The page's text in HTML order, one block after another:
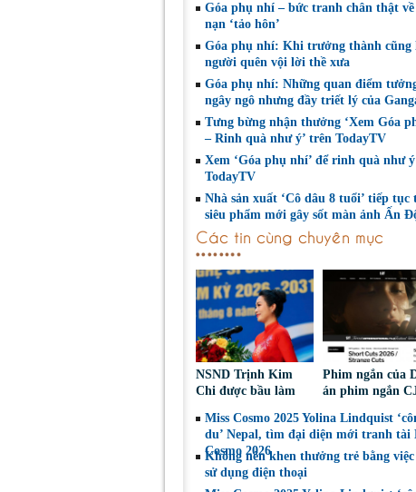
Góa phụ nhí – bức tranh chân thật
nạn ‘tảo hôn’
Góa phụ nhí: Khi trưởng thành cũng
người quên vội lời thề xưa
Góa phụ nhí: Những quan điểm
ngây ngô nhưng đầy triết lý của
Tưng bừng nhận thưởng ‘Xem Góa
– Rinh quà như ý’ trên TodayTV
Xem ‘Góa phụ nhí’ để rinh quà như
TodayTV
Nhà sản xuất ‘Cô dâu 8 tuổi’ tiếp tục
siêu phẩm mới gây sốt màn ảnh Ấn
Các tin cùng chuyên mục
NSND Trịnh Kim
Chi được bầu làm
Nghệ sĩ Sân khấu
Việt Nam
Phim ngắn của
án phim ngắn
tại LHP quốc tế
Toronto 2026
Miss Cosmo 2025 Yolina Lindquist
du’ Nepal, tìm đại diện mới tranh tài
Cosmo 2026
Không nên khen thưởng trẻ bằng
sử dụng điện thoại